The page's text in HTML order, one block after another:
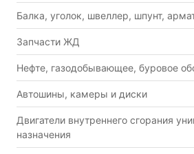
Балка, уголок, швеллер, шпунт,
Запчасти ЖД
Нефте, газодобывающее, буровое
Автошины, камеры и диски
Двигатели внутреннего сгорания
назначения